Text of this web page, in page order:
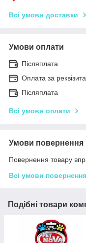
Всі умови доставки
Умови оплати
Післяплата
Оплата за
Післяплата
Всі умови оплати
Умови повернення
Повернення товару
Всі умови повернення
Подібні товари